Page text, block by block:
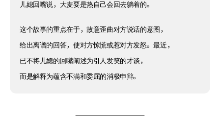
儿媳回嘴说，大麦要是热自己会回去躺着的。
这个故事的重点在于，故意歪曲对方说话的意图，
给出离谱的回答，使对方惊慌或惹对方发怒。最近，
已不将儿媳的回嘴阐述为引人发笑的才谈，
而是解释为蕴含不满和委屈的消极申辩。